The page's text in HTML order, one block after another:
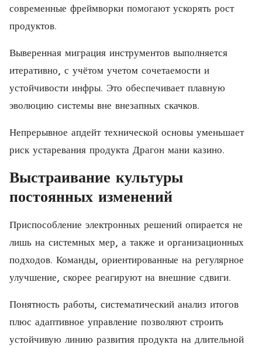
современные фреймворки помогают ускорять рост
продуктов.
Выверенная миграция инструментов выполняется
итеративно, с учётом учетом сочетаемости и
устойчивости инфры. Это обеспечивает плавную
эволюцию системы вне внезапных скачков.
Непрерывное апдейт технической основы уменьшает
риск устаревания продукта Драгон мани казино.
Выстраивание культуры
постоянных изменений
Приспособление электронных решений опирается не
лишь на системных мер, а также и организационных
подходов. Команды, ориентированные на регулярное
улучшение, скорее реагируют на внешние сдвиги.
Понятность работы, систематический анализ итогов
плюс адаптивное управление позволяют строить
устойчивую линию развития продукта на длительной